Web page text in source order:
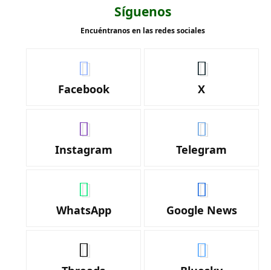
Síguenos
Encuéntranos en las redes sociales
Facebook X
Instagram Telegram
WhatsApp Google News